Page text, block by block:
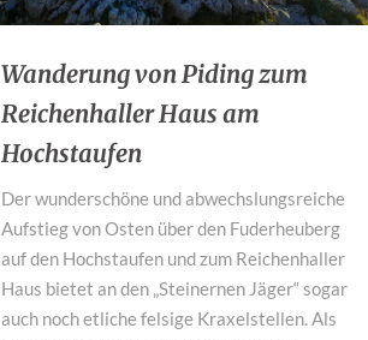
Wanderung
von
Piding
zum
Reichenhaller
Haus
am
Hochstaufen
Wanderung von Piding zum
Reichenhaller Haus am
Hochstaufen
Der wunderschöne und abwechslungsreiche
Aufstieg von Osten über den Fuderheuberg
auf den Hochstaufen und zum Reichenhaller
Haus bietet an den „Steinernen Jäger“ sogar
auch noch etliche felsige Kraxelstellen. Als